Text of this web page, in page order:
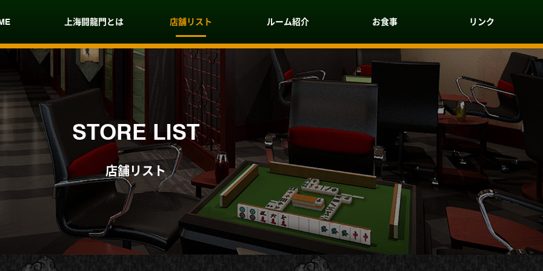
上海闘龍門とは 店舗リスト ルーム紹介 お食事 リンク
STORE LIST
店舗リスト